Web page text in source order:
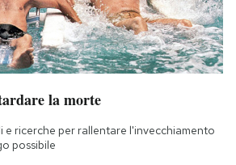
la morte
e ricerche per rallentare l'invecchiamento
possibile